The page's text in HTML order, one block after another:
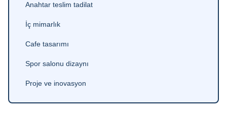
Anahtar teslim tadilat
İç mimarlık
Cafe tasarımı
Spor salonu dizaynı
Proje ve inovasyon